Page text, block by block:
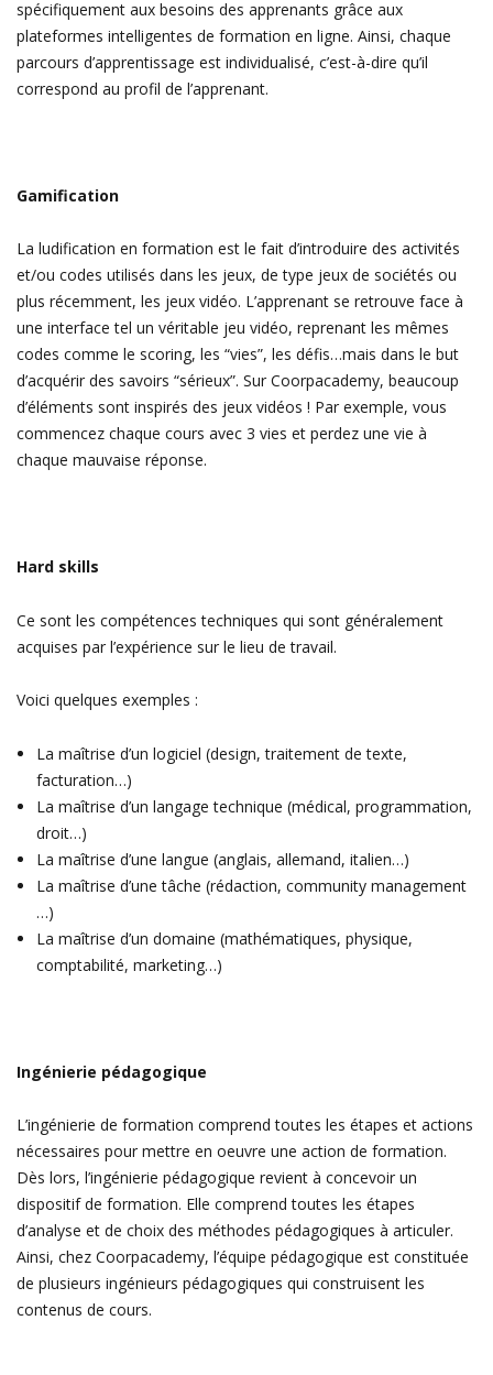
spécifiquement aux besoins des apprenants grâce aux
plateformes intelligentes de formation en ligne. Ainsi, chaque
parcours d’apprentissage est individualisé, c’est-à-dire qu’il
correspond au profil de l’apprenant.
Gamification
La ludification en formation est le fait d’introduire des activités
et/ou codes utilisés dans les jeux, de type jeux de sociétés ou
plus récemment, les jeux vidéo. L’apprenant se retrouve face à
une interface tel un véritable jeu vidéo, reprenant les mêmes
codes comme le scoring, les “vies”, les défis…mais dans le but
d’acquérir des savoirs “sérieux”. Sur Coorpacademy, beaucoup
d’éléments sont inspirés des jeux vidéos ! Par exemple, vous
commencez chaque cours avec 3 vies et perdez une vie à
chaque mauvaise réponse.
Hard skills
Ce sont les compétences techniques qui sont généralement
acquises par l’expérience sur le lieu de travail.
Voici quelques exemples :
La maîtrise d’un logiciel (design, traitement de texte,
facturation…)
La maîtrise d’un langage technique (médical, programmation,
droit…)
La maîtrise d’une langue (anglais, allemand, italien…)
La maîtrise d’une tâche (rédaction, community management
…)
La maîtrise d’un domaine (mathématiques, physique,
comptabilité, marketing…)
Ingénierie pédagogique
L’ingénierie de formation comprend toutes les étapes et actions
nécessaires pour mettre en oeuvre une action de formation.
Dès lors, l’ingénierie pédagogique revient à concevoir un
dispositif de formation. Elle comprend toutes les étapes
d’analyse et de choix des méthodes pédagogiques à articuler.
Ainsi, chez Coorpacademy, l’équipe pédagogique est constituée
de plusieurs ingénieurs pédagogiques qui construisent les
contenus de cours.